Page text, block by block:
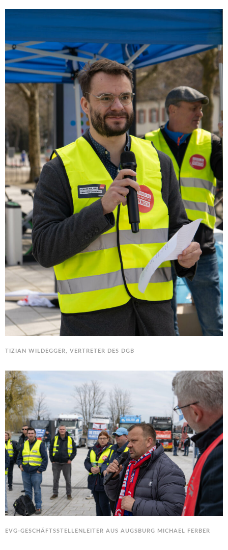
TIZIAN WILDEGGER, VERTRETER DES DGB
EVG-GESCHÄFTSSTELLENLEITER AUS AUGSBURG MICHAEL FERBER